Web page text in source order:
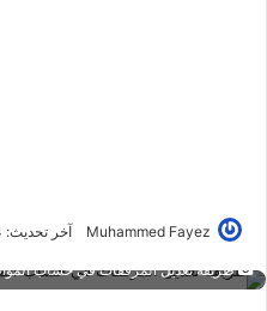
Muhammed Fayez آخر تحديث: 2024-12-01
طريقة تعديل المرفقات في حساب المواطن